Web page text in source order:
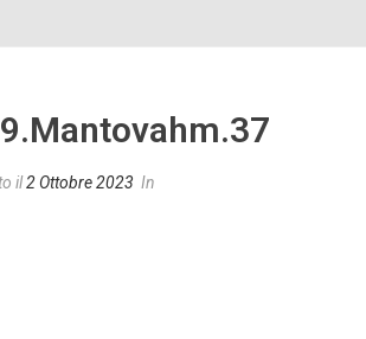
il2 Ottobre 2023 In